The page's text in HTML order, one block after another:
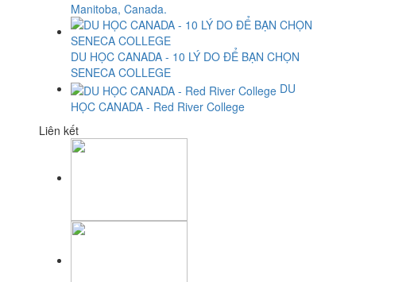
Manitoba, Canada.
DU HỌC CANADA - 10 LÝ DO ĐỂ BẠN CHỌN
SENECA COLLEGE
DU
HỌC CANADA - Red River College
Liên kết